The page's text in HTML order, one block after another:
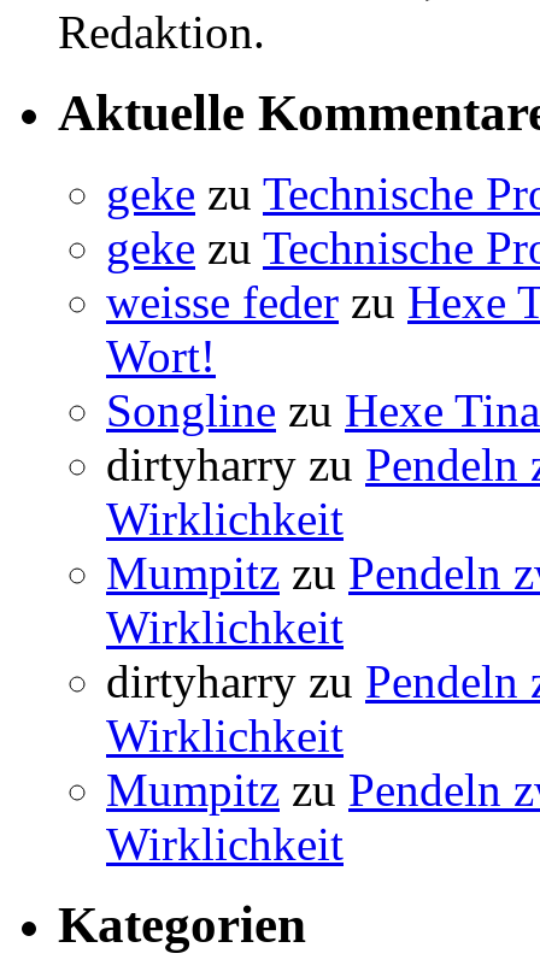
Redaktion.
Aktuelle
geke zu Technische
geke zu Technische
weisse feder zu Hexe
Wort!
Songline zu Hexe
dirtyharry zu Pendeln
Wirklichkeit
Mumpitz zu Pendeln
Wirklichkeit
dirtyharry zu Pendeln
Wirklichkeit
Mumpitz zu Pendeln
Wirklichkeit
Kategorien